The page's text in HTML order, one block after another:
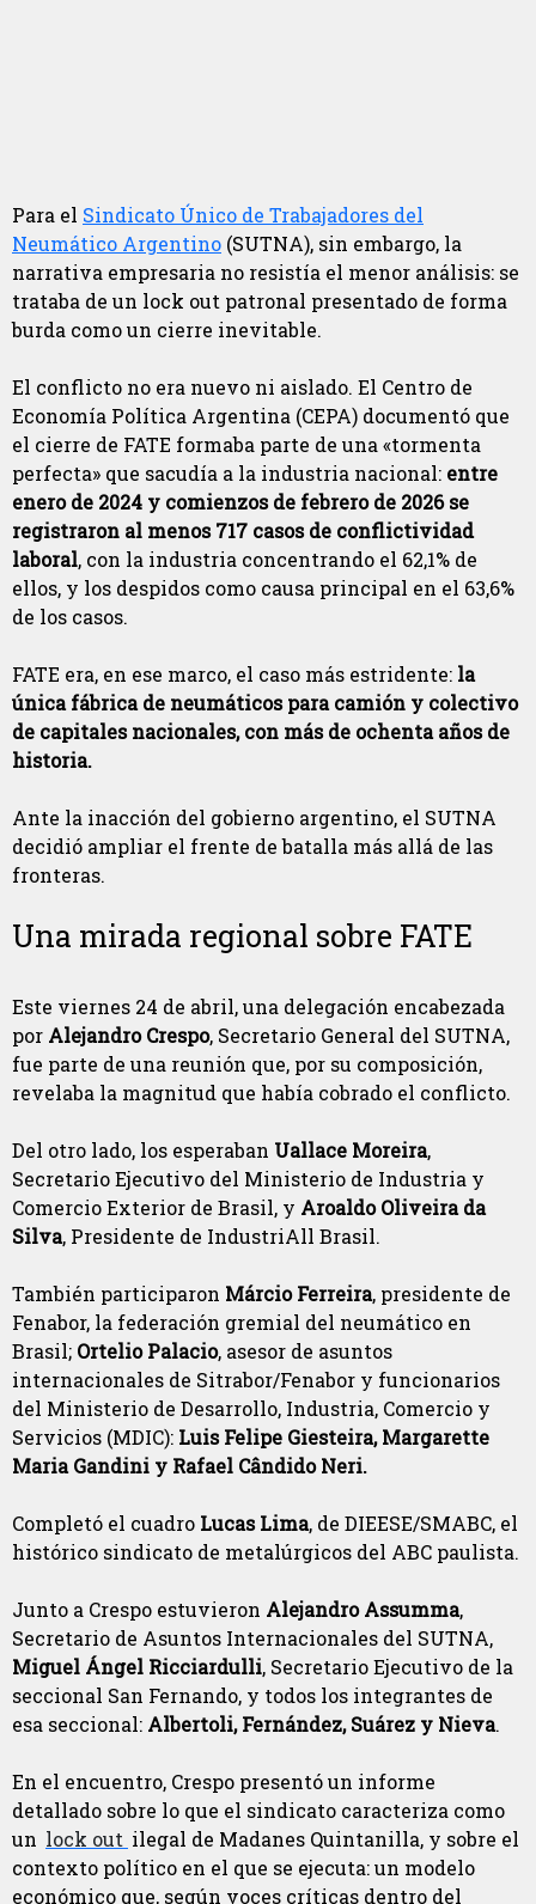
Para el Sindicato Único de Trabajadores del
Neumático Argentino (SUTNA), sin embargo, la
narrativa empresaria no resistía el menor análisis: se
trataba de un lock out patronal presentado de forma
burda como un cierre inevitable.
El conflicto no era nuevo ni aislado. El Centro de
Economía Política Argentina (CEPA) documentó que
el cierre de FATE formaba parte de una «tormenta
perfecta» que sacudía a la industria nacional: entre
enero de 2024 y comienzos de febrero de 2026 se
registraron al menos 717 casos de conflictividad
laboral, con la industria concentrando el 62,1% de
ellos, y los despidos como causa principal en el 63,6%
de los casos.
FATE era, en ese marco, el caso más estridente: la
única fábrica de neumáticos para camión y colectivo
de capitales nacionales, con más de ochenta años de
historia.
Ante la inacción del gobierno argentino, el SUTNA
decidió ampliar el frente de batalla más allá de las
fronteras.
Una mirada regional sobre FATE
Este viernes 24 de abril, una delegación encabezada
por Alejandro Crespo, Secretario General del SUTNA,
fue parte de una reunión que, por su composición,
revelaba la magnitud que había cobrado el conflicto.
Del otro lado, los esperaban Uallace Moreira,
Secretario Ejecutivo del Ministerio de Industria y
Comercio Exterior de Brasil, y Aroaldo Oliveira da
Silva, Presidente de IndustriAll Brasil.
También participaron Márcio Ferreira, presidente de
Fenabor, la federación gremial del neumático en
Brasil; Ortelio Palacio, asesor de asuntos
internacionales de Sitrabor/Fenabor y funcionarios
del Ministerio de Desarrollo, Industria, Comercio y
Servicios (MDIC): Luis Felipe Giesteira, Margarette
Maria Gandini y Rafael Cândido Neri.
Completó el cuadro Lucas Lima, de DIEESE/SMABC, el
histórico sindicato de metalúrgicos del ABC paulista.
Junto a Crespo estuvieron Alejandro Assumma,
Secretario de Asuntos Internacionales del SUTNA,
Miguel Ángel Ricciardulli, Secretario Ejecutivo de la
seccional San Fernando, y todos los integrantes de
esa seccional: Albertoli, Fernández, Suárez y Nieva.
En el encuentro, Crespo presentó un informe
detallado sobre lo que el sindicato caracteriza como
un lock out ilegal de Madanes Quintanilla, y sobre el
contexto político en el que se ejecuta: un modelo
económico que, según voces críticas dentro del